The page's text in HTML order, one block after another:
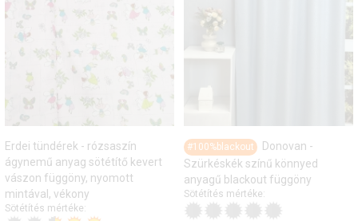
Erdei tündérek - rózsaszín
ágynemű anyag sötétítő kevert
vászon függöny, nyomott
mintával, vékony
Sötétítés mértéke:
#100%blackout
Donovan -
Szürkéskék színű könnyed
anyagű blackout függöny
Sötétítés mértéke: